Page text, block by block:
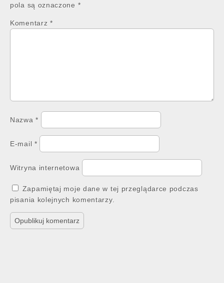
pola są oznaczone *
Komentarz *
Nazwa*
E-mail *
Witryna internetowa
Zapamiętaj moje dane w tej przeglądarce podczas
pisania kolejnych komentarzy.